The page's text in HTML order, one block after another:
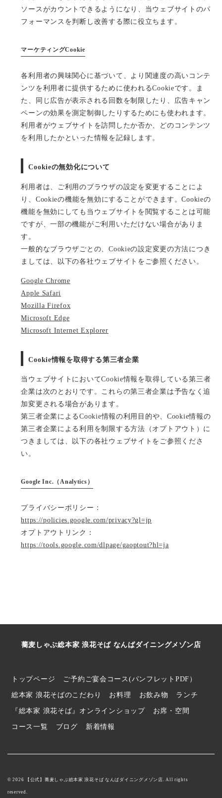
ソースがカウントできるようになり、当ウェブサイトのパ
フォーマンスを判断し改善する際に役立ちます。
マーケティングCookie
各利用者の興味関心に基づいて、より関連度の高いコンテ
ンツを利用者に提供するために使われるCookieです。ま
た、同じ広告が表示される回数を制限したり、広告キャン
ペーンの効果を測定制御したりするためにも使われます。
利用者がウェブサイトを訪問したか否か、どのコンテンツ
を利用したかといった情報を記録します。
Cookieの無効化について
利用者は、ご利用のブラウザの設定を変更することによ
り、Cookieの機能を無効にすることができます。Cookieの
機能を無効にしても当ウェブサイトを閲覧することは可能
ですが、一部の機能がご利用いただけない場合がありま
す。
一般的なブラウザごとの、Cookieの設定変更の方法につき
ましては、以下の各社ウェブサイトをご参照ください。
Google Chrome
Apple Safari
Mozilla Firefox
Microsoft Edge
Microsoft Internet Explorer
Cookie情報を取得する第三者企業
当ウェブサイトにおいてCookie情報を取得している第三者
企業は次のとおりです。これらの第三者企業は予告なく追
加変更される場合があります。
第三者企業によるCookie情報の利用目的や、Cookie情報の
第三者企業による利用を制限する方法（オプトアウト）に
つきましては、以下の各社ウェブサイトをご参照くださ
い。
Google Inc.（Analytics）
プライバシーポリシー：
https://policies.google.com/privacy?gl=jp
オプトアウトリンク：
https://tools.google.com/dlpage/gaoptout?hl=ja
蕎麦しゃぶ総本家 浪花そば なんばダイニングメゾン店
トップページ ご予約ご宴会コース(パンフレットPDF）
総本家 浪花そばのこだわり お料理 お飲み物 ランチ
『総本家 浪花そば』オンラインショップ お席・空間
コース一覧 ブログ 新着情報
© 2026 【公式】蕎麦しゃぶ総本家 浪花そば なんばダイニングメゾン店. All rights
reserved.